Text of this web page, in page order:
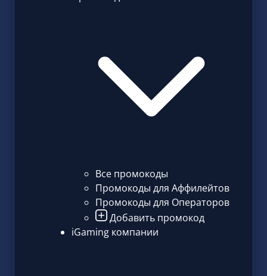
Все промокоды
Промокоды для Аффилейтов
Промокоды для Операторов
Добавить промокод
iGaming компании